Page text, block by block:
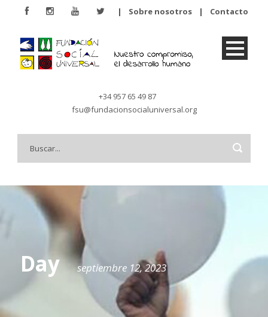
| Sobre nosotros | Contacto
+34 957 65 49 87
fsu@fundacionsocialuniversal.org
Day septiembre 12, 2023